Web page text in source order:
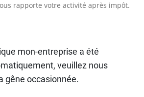
rapporte votre activité après impôt.